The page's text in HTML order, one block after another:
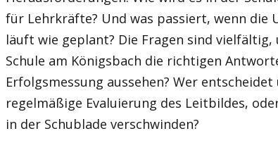
für Lehrkräfte? Und was passiert, wenn die
läuft wie geplant? Die Fragen sind
Schule am Königsbach die richtigen
Erfolgsmessung aussehen? Wer
regelmäßige Evaluierung des Leitbildes,
in der Schublade verschwinden?